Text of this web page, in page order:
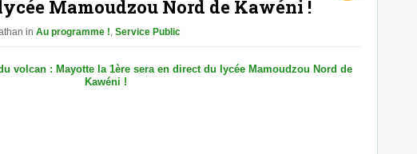
Mamoudzou Nord de Kawéni !
in Au programme !, Service Public